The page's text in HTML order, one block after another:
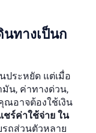
นทางเป็นก
ประหยัด แต่เมื่อ
มัน, ค่าทางด่วน,
ณอาจต้องใช้เงิน
ชร์ค่าใช้จ่าย ใน
ถส่วนตัวหลาย